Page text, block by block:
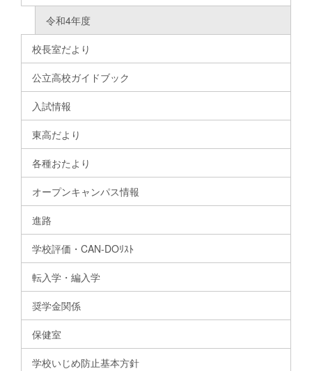
令和4年度
校長室だより
公立高校ガイドブック
入試情報
東高だより
各種おたより
オープンキャンパス情報
進路
学校評価・CAN-DOﾘｽﾄ
転入学・編入学
奨学金関係
保健室
学校いじめ防止基本方針